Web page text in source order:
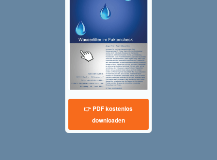
👉 PDF kostenlos
downloaden